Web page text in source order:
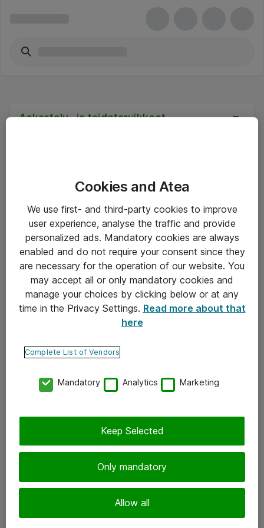
Askartelu- ja taidetarvikkeet
Hinnat eivät sisällä arvonlisäveroa
eShop Info
Takuu- ja huolto-ohjeet
Yleiset toimitusehdot
Yhteystiedot
Ota yhteyttä
Cookies and Atea
We use first- and third-party cookies to improve
user experience, analyse the traffic and provide
personalized ads. Mandatory cookies are always
enabled and do not require your consent since they
are necessary for the operation of our website. You
may accept all or only mandatory cookies and
manage your choices by clicking below or at any
time in the Privacy Settings. Read more about that
here
Complete List of Vendors
Mandatory Analytics Marketing
Only mandatory
Allow all
Keep Selected